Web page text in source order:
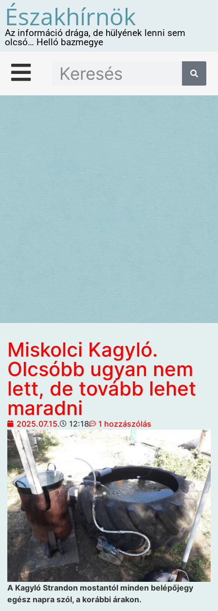
Északhírnök
Az információ drága, de hülyének lenni sem
olcsó… Helló bazmegye
Miskolci Kagyló.
Olcsóbb ugyan nem
lett, de tovább lehet
maradni
2025.07.15. 12:18 1 hozzászólás
A Kagyló Strandon mostantól minden belépőjegy
egész napra szól, a korábbi árakon.